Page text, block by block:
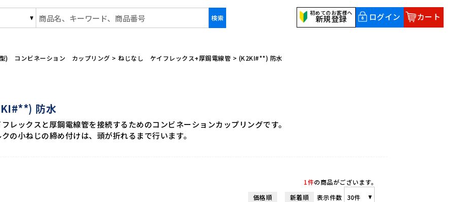
事株式会社/商品一覧ページ 初めてのお客様へ
新規登録 ログイン カート
) コンビネーション カップリング > ねじなし ケイフレックス+厚鋼電線管 > (K2KI#**) 防水
防水
レックスと厚鋼電線管を接続するためのコンビネーションカップリングです。
の小ねじの締め付けは、頭が折れるまで行います。
1件の商品がございます。
価格順
新着順 表示件数